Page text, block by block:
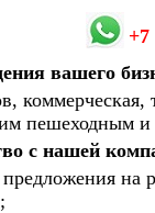
+7
вашего
коммерческая,
пешеходным
с нашей
на